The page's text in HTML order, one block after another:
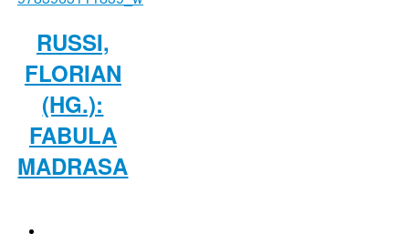
RUSSI,
FLORIAN
(HG.):
FABULA
MADRASA